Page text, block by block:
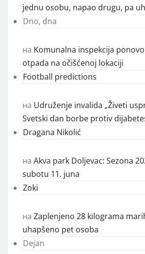
jednu osobu, napao drugu, pa
Dno, dna
на Komunalna inspekcija
otpada na očišćenoj lokaciji
Football predictions
на Udruženje invalida „Živeti
Svetski dan borbe protiv
Dragana Nikolić
на Akva park Doljevac: Sezona
subotu 11. juna
Zoki
на Zaplenjeno 28 kilograma
uhapšeno pet osoba
Dejan